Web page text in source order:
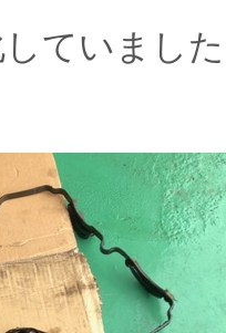
ていまし